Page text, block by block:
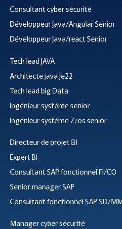
Consultant cyber sécurité
Développeur Java/Angular Senior
Développeur Java/react Senior
Tech lead JAVA
Architecte java Je22
Tech lead big Data
Ingénieur système senior
Ingénieur système Z/os senior
Directeur de projet BI
Expert BI
Consultant SAP fonctionnelFI/CO
Senior manager SAP
Consultant fonctionnel SAPSD/
Manager cyber sécurité